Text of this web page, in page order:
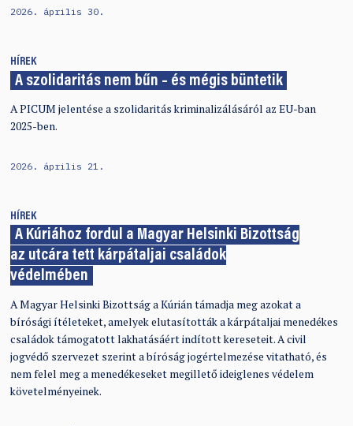
2026. április 30.
HÍREK
A szolidaritás nem bűn – és mégis büntetik
A PICUM jelentése a szolidaritás kriminalizálásáról az EU-ban
2025-ben.
2026. április 21.
HÍREK
A Kúriához fordul a Magyar Helsinki Bizottság
az utcára tett kárpátaljai családok
védelmében
A Magyar Helsinki Bizottság a Kúrián támadja meg azokat a
bírósági ítéleteket, amelyek elutasították a kárpátaljai menedékes
családok támogatott lakhatásáért indított kereseteit. A civil
jogvédő szervezet szerint a bíróság jogértelmezése vitatható, és
nem felel meg a menedékeseket megillető ideiglenes védelem
követelményeinek.